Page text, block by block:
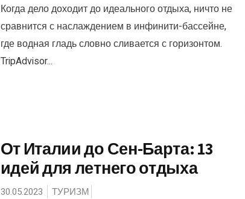
Когда дело доходит до идеального отдыха, ничто не
сравнится с наслаждением в инфинити-бассейне,
где водная гладь словно сливается с горизонтом.
TripAdvisor...
От Италии до Сен-Барта: 13
идей для летнего отдыха
30.05.2023 ТУРИЗМ